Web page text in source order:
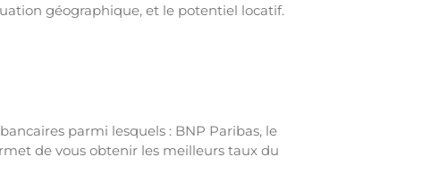
géographique, et le potentiel locatif.
parmi lesquels : BNP Paribas, le
de vous obtenir les meilleurs taux du